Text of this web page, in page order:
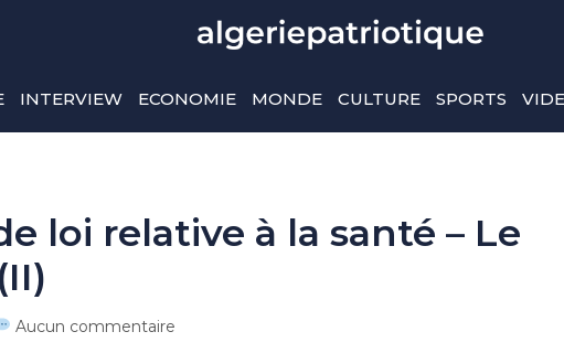
INTERVIEW ECONOMIE MONDE CULTURE SPORTS
loi relative à la santé – Le
Aucun commentaire